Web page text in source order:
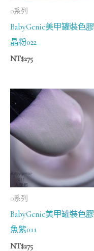
0系列
BabyGenie美甲罐裝色
晶粉022
NT$275
0系列
BabyGenie美甲罐裝色
魚紫011
NT$275